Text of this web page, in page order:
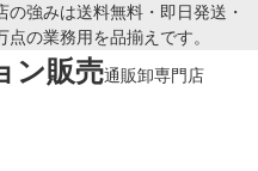
ン販売通販卸専門店